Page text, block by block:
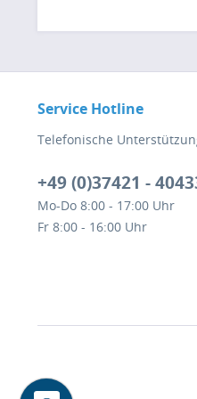
Service Hotline
Telefonische
+49 (0)37421 -
Mo-Do 8:00 - 17:00 Uhr
Fr 8:00 - 16:00 Uhr